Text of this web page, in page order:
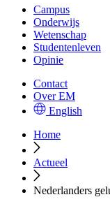
Campus
Onderwijs
Wetenschap
Studentenleven
Opinie
Contact
Over EM
English
Home
Actueel
Nederlanders